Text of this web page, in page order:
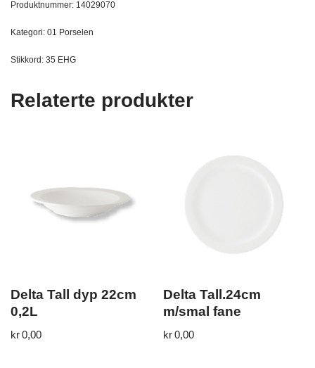
Produktnummer: 14029070
Kategori: 01 Porselen
Stikkord: 35 EHG
Relaterte produkter
Delta Tall dyp 22cm
0,2L
kr0,00
Delta Tall.24cm
m/smal fane
kr0,00